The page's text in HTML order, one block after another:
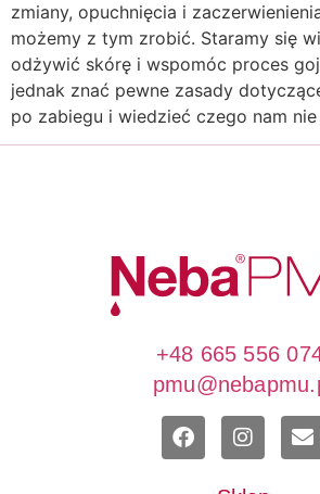
zmiany, opuchnięcia i
możemy z tym zrobić. Staramy się
odżywić skórę i wspomóc proces
jednak znać pewne zasady
po zabiegu i wiedzieć czego nam
+48 665 556